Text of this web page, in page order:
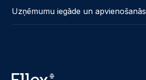
Uzņēmumu iegāde un apvienošanās